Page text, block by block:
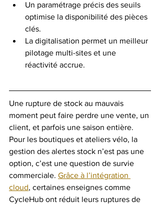
Un paramétrage précis des seuils
optimise la disponibilité des pièces
clés.
La digitalisation permet un meilleur
pilotage multi-sites et une
réactivité accrue.
Une rupture de stock au mauvais
moment peut faire perdre une vente, un
client, et parfois une saison entière.
Pour les boutiques et ateliers vélo, la
gestion des alertes stock n’est pas une
option, c’est une question de survie
commerciale. Grâce à l’intégration
cloud, certaines enseignes comme
CycleHub ont réduit leurs ruptures de